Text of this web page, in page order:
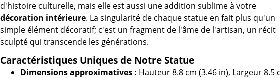
d'histoire culturelle, mais elle est aussi une addition sublime à votre
décoration intérieure. La singularité de chaque statue en fait plus qu'un
simple élément décoratif; c'est un fragment de l'âme de l'artisan, un récit
sculpté qui transcende les générations.
Caractéristiques Uniques de Notre Statue
Dimensions approximatives : Hauteur 8.8 cm (3.46 in), Largeur 8.5